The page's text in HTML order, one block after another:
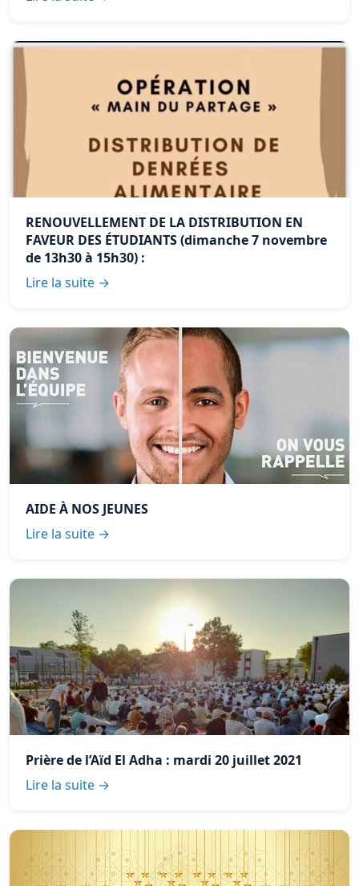
RENOUVELLEMENT DE LA DISTRIBUTION EN
FAVEUR DES ÉTUDIANTS (dimanche 7 novembre
de 13h30 à 15h30) :
Lire la suite →
AIDE À NOS JEUNES
Lire la suite →
Prière de l’Aïd El Adha : mardi 20 juillet 2021
Lire la suite →